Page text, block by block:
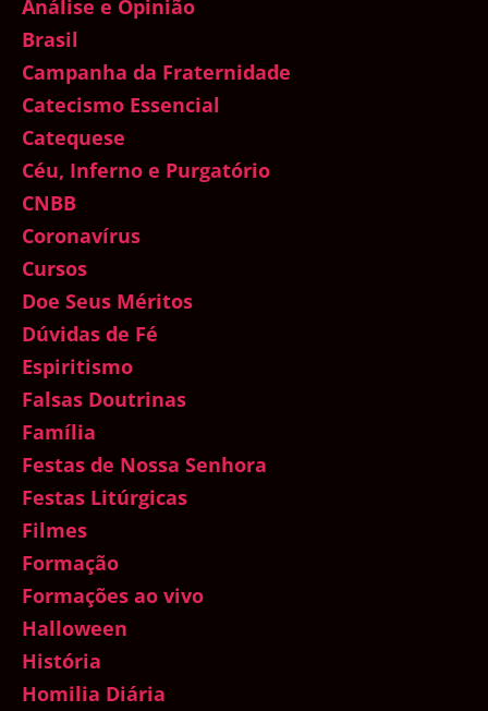
Análise e Opinião
Brasil
Campanha da Fraternidade
Catecismo Essencial
Catequese
Céu, Inferno e Purgatório
CNBB
Coronavírus
Cursos
Doe Seus Méritos
Dúvidas de Fé
Espiritismo
Falsas Doutrinas
Família
Festas de Nossa Senhora
Festas Litúrgicas
Filmes
Formação
Formações ao vivo
Halloween
História
Homilia Diária